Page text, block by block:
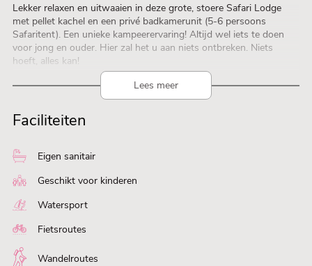
Lekker relaxen en uitwaaien in deze grote, stoere Safari Lodge
met pellet kachel en een privé badkamerunit (5-6 persoons
Safaritent). Een unieke kampeerervaring! Altijd wel iets te doen
voor jong en ouder. Hier zal het u aan niets ontbreken. Niets
hoeft, alles kan!
Lees meer
Faciliteiten
Eigen sanitair
Geschikt voor kinderen
Watersport
Fietsroutes
Wandelroutes